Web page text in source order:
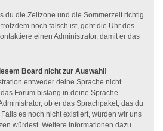
du die Zeitzone und die Sommerzeit richtig
noch falsch ist, geht die Uhr des
einen Administrator, damit er das
Board nicht zur Auswahl!
entweder deine Sprache nicht
Forum bislang in deine Sprache
ob er das Sprachpaket, das du
es noch nicht existiert, würden wir uns
würdest. Weitere Informationen dazu